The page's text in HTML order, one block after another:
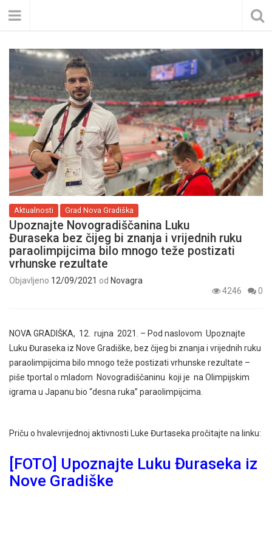
Aktualnosti Grad Nova Gradiška
Upoznajte Novogradiščanina Luku
Đuraseka bez čijeg bi znanja i vrijednih ruku
paraolimpijcima bilo mnogo teže postizati
vrhunske rezultate
Objavljeno 12/09/2021 od Novagra
4246
0
NOVA GRADIŠKA, 12. rujna 2021. – Pod naslovom Upoznajte
Luku Đuraseka iz Nove Gradiške, bez čijeg bi znanja i vrijednih ruku
paraolimpijcima bilo mnogo teže postizati vrhunske rezultate –
piše tportal o mladom Novogradiščaninu koji je na Olimpijskim
igrama u Japanu bio “desna ruka” paraolimpijcima.
Priču o hvalevrijednoj aktivnosti Luke Đurtaseka pročitajte na linku:
[FOTO] Upoznajte Luku Đuraseka iz
Nove Gradiške